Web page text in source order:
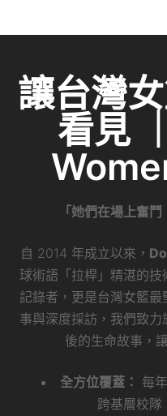
b
o
o
k
讓台灣
看見
「她們在場上奮
自 2014 年成立以來，
球術語「拉桿」精湛的
記錄者，更是台灣女籃
事與深度採訪，我們致
後的生命故事，
全方位覆蓋： 每
跨基層校隊